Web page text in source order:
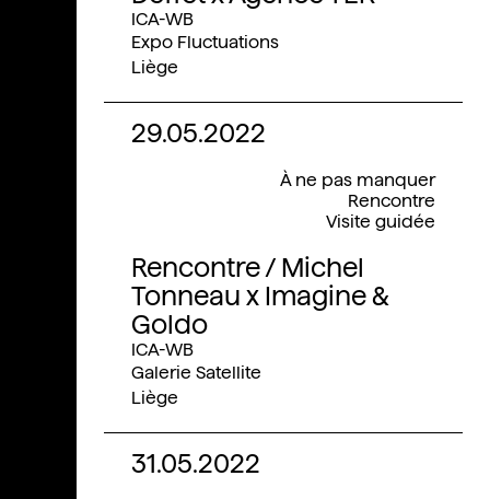
ICA-WB
Expo Fluctuations
Liège
29.05.2022
Rencontre / Michel
Tonneau x Imagine &
Goldo
À ne pas manquer
Rencontre
Visite guidée
ICA-WB
Galerie Satellite
Liège
31.05.2022